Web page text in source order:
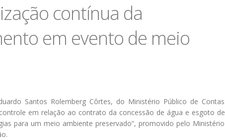
contínua da
em evento de meio
Santos Rolemberg Côrtes, do Ministério Público de Contas
em relação ao contrato da concessão de água e esgoto de
para um meio ambiente preservado”, promovido pelo Ministério